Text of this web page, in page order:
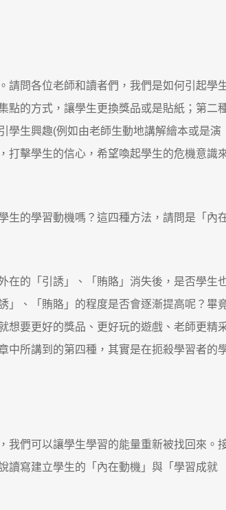
請問各位老師和讀者們，我們是如何引起學
點的方式，讓學生更換獎品或是貼紙；第二
學生興趣(例如由老師生動地講解繪本或是演
打擊學生的信心，希望喚起學生的危機意識
生的學習動機嗎？這四種方法，請問是「內
在的「引誘」、「賄賂」消失後，是否學生
」、「賄賂」的程度是否會逐漸提高呢？畢
想要更好的獎品、更好玩的遊戲、老師更精
中所講到的第四種，其實是在扼殺學習者的
我們可以讓學生學習的能量重新被找回來。
讀寫建立學生的「內在動機」與「學習成就